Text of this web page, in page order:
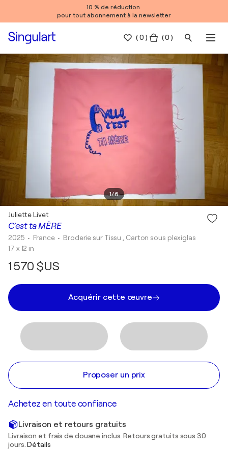
10 % de réduction
pour tout abonnement à la newsletter
(0 ) ( 0 )
1/6
C'est ta MÈRE
Juliette Livet
2025 • France • Broderie sur Tissu , Carton sous plexiglas
17 x 12 in
1 570 $US
Acquérir cette œuvre
Proposer un prix
Achetez en toute confiance
Livraison et retours gratuits
Livraison et frais de douane inclus. Retours gratuits sous 30
jours.Détails